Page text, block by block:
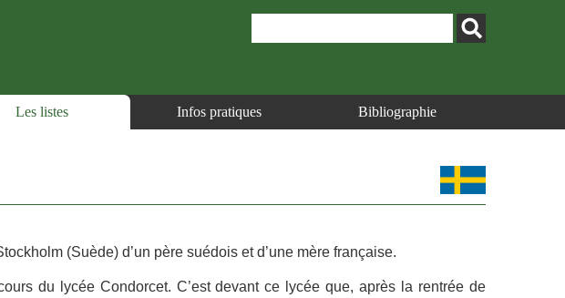
Les listes Infos pratiques Bibliographie
(Suède) d’un père suédois et d’une mère française.
du lycée Condorcet. C’est devant ce lycée que, après la rentrée de